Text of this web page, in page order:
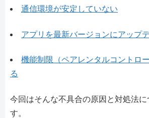
通信環境が安定していない
アプリを最新バージョンにアップ
機能制限（ペアレンタルコントロ
る
今回はそんな不具合の原因と対処法に
す。